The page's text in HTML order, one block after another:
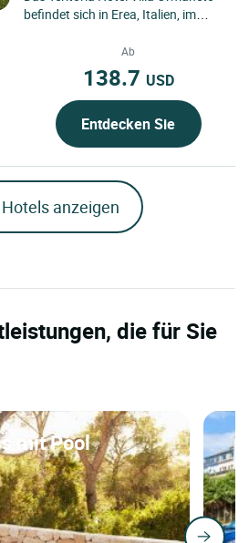
befindet sich in Erea, Italien, im
Landschaft, eingebettet...
Ab
138.7 USD
Entdecken Sie
anzeigen
die für Sie
mit Pool